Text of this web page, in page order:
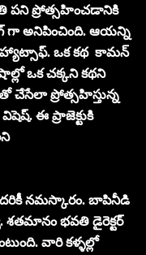
పని ప్రోత్సహించడానికి
గా అనిపించింది. ఆయన్ని
ఒక కథ కామన్
ఒక చక్కని కథని
చేసేలా ప్రోత్సహిస్తున్న
ఈ ప్రాజెక్టుకి
నమస్కారం. బాపినీడి
భవతి డైరెక్టర్
వారి కళ్ళల్లో